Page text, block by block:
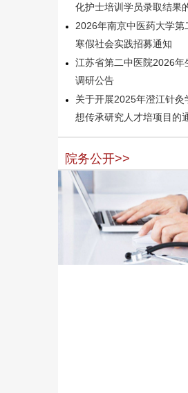
化护士培训学员录取结果
2026年南京中医药大学第
寒假社会实践招募通知
江苏省第二中医院2026年
调研公告
关于开展2025年澄江针灸
想传承研究人才培项目的
院务公开>>